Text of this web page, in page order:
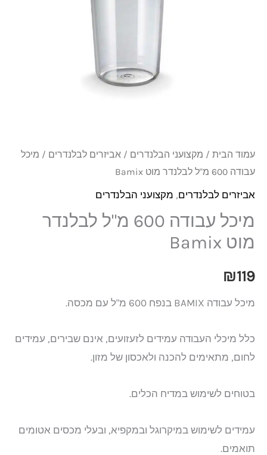
עמוד הבית / מקצועני הבלנדרים / אביזרים לבלנדרים / מיכל
עבודה 600 מ"ל לבלנדר מוט Bamix
אביזרים לבלנדרים, מקצועני הבלנדרים
מיכל עבודה 600 מ"ל לבלנדר
מוט Bamix
₪119
מיכל עבודה BAMIX בנפח 600 מ"ל עם מכסה.
כלל מיכלי העבודה עמידים לזעזועים, אינם שבירים, עמידים
לחום, מתאימים להכנה ולאכסון של מזון.
בטוחים לשימוש במדיח הכלים.
עמידים לשימוש במיקרוגל ובמקפיא, ובעלי מכסים אטומים
תואמים.